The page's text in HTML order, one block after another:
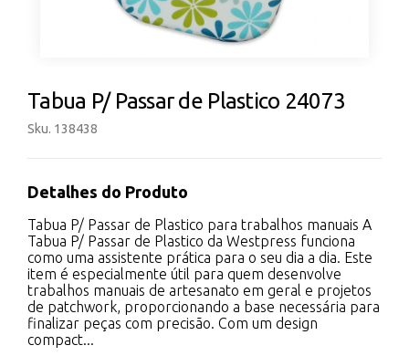
Tabua P/ Passar de Plastico 24073
Sku. 138438
Detalhes do Produto
Tabua P/ Passar de Plastico para trabalhos manuais A
Tabua P/ Passar de Plastico da Westpress funciona
como uma assistente prática para o seu dia a dia. Este
item é especialmente útil para quem desenvolve
trabalhos manuais de artesanato em geral e projetos
de patchwork, proporcionando a base necessária para
finalizar peças com precisão. Com um design
compact...